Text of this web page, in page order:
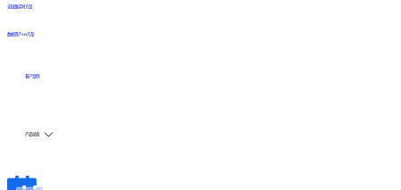
全链路实时方案
数据资产API方案
客户案例
产品动态